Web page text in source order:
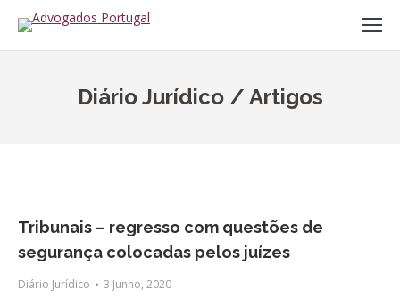
Diário Jurídico / Artigos
Tribunais – regresso com questões de
segurança colocadas pelos juízes
Diário Jurídico 3 Junho, 2020